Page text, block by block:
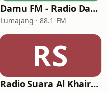
Damu FM - Radio Dakwatul Musthofa
Lumajang · 88.1 FM
RS
Radio Suara Al Khair 92.7 FM